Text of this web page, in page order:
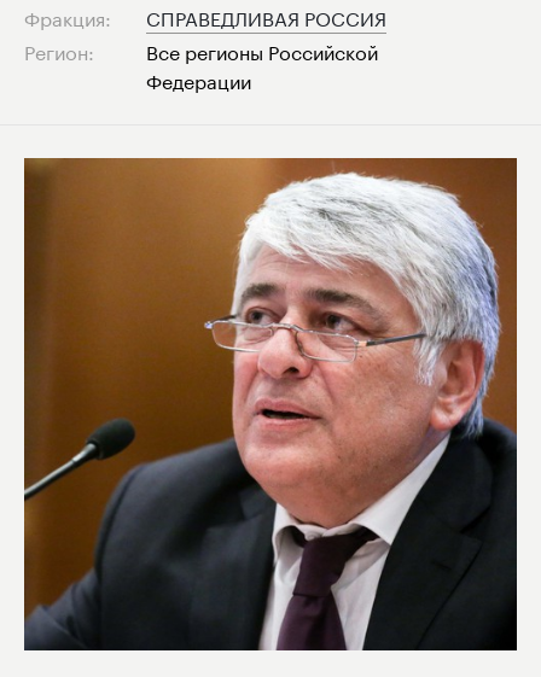
Фракция:
СПРАВЕДЛИВАЯ РОССИЯ
Регион:
Все регионы Российской
Федерации